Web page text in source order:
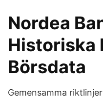
Nordea
Historiska
Börsdata
Gemensamma